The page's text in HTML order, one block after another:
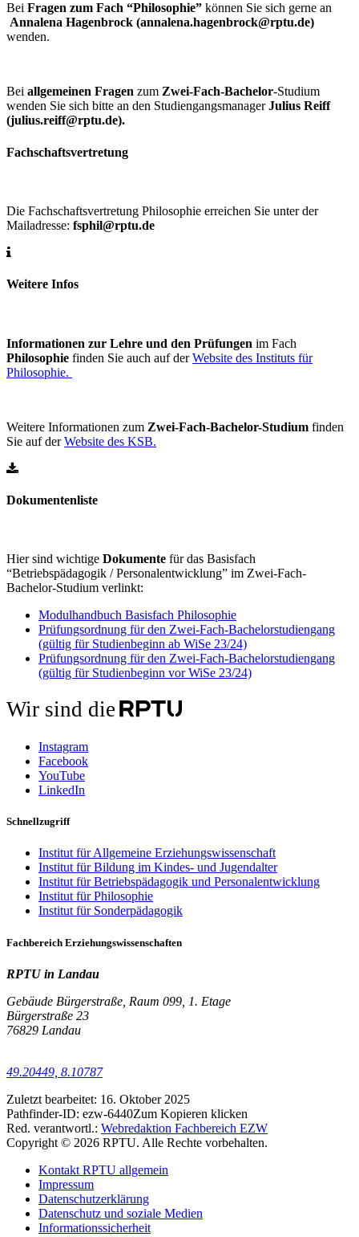
Bei Fragen zum Fach “Philosophie” können Sie sich gerne an
Annalena Hagenbrock (annalena.hagenbrock@rptu.de)
wenden.
Bei allgemeinen Fragen zum Zwei-Fach-Bachelor-Studium
wenden Sie sich bitte an den StudiengangsmanagerJulius Reiff
(julius.reiff@rptu.de).
Fachschaftsvertretung
Die Fachschaftsvertretung Philosophie erreichen Sie unter der
Mailadresse: fsphil@rptu.de
Weitere Infos
Informationen zur Lehre und den Prüfungen im Fach
Philosophie finden Sie auch auf derWebsite des Instituts für
Philosophie.
Weitere Informationen zum Zwei-Fach-Bachelor-Studium finden
Sie auf derWebsite des KSB.
Dokumentenliste
Hier sind wichtige Dokumente für das Basisfach
“Betriebspädagogik / Personalentwicklung” im Zwei-Fach-
Bachelor-Studium verlinkt:
Modulhandbuch Basisfach Philosophie
Prüfungsordnung für den Zwei-Fach-Bachelorstudiengang
(gültig für Studienbeginn ab WiSe 23/24)
Prüfungsordnung für den Zwei-Fach-Bachelorstudiengang
(gültig für Studienbeginn vor WiSe 23/24)
Wir sind die
Instagram
Facebook
YouTube
LinkedIn
Schnellzugriff
Institut für Allgemeine Erziehungswissenschaft
Institut für Bildung im Kindes- und Jugendalter
Institut für Betriebspädagogik und Personalentwicklung
Institut für Philosophie
Institut für Sonderpädagogik
Fachbereich Erziehungswissenschaften
RPTU in Landau
Gebäude Bürgerstraße, Raum 099, 1. Etage
Bürgerstraße 23
76829 Landau
49.20449, 8.10787
Zuletzt bearbeitet: 16. Oktober 2025
Pathfinder-ID: ezw-6440Zum Kopieren klicken
Red. verantwortl.: Webredaktion Fachbereich EZW
Copyright © 2026 RPTU. Alle Rechte vorbehalten.
Kontakt RPTU allgemein
Impressum
Datenschutzerklärung
Datenschutz und soziale Medien
Informationssicherheit